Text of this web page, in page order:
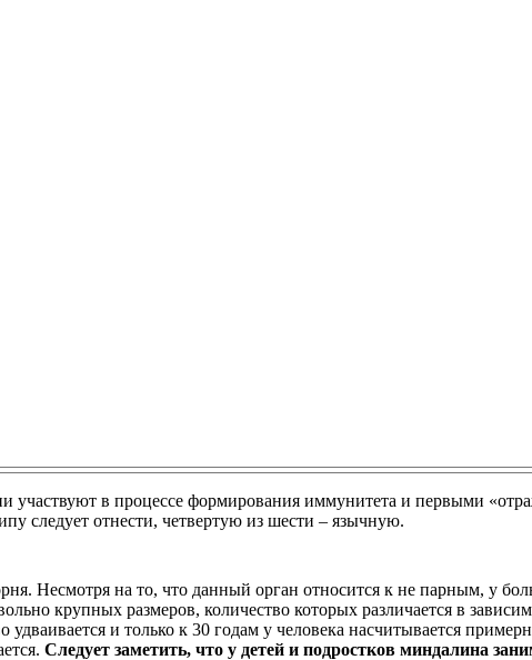
в процессе формирования иммунитета и первыми
следует отнести, четвертую из шести – язычную.
Несмотря на то, что данный орган относится к не парным, у
крупных размеров, количество которых различается в
и только к 30 годам у человека насчитывается
Следует заметить, что у детей и подростков миндалина